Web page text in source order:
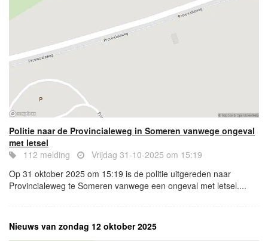
Politie naar de Provincialeweg in Someren vanwege ongeval
met letsel
112 melding
Vrijdag 31-10-2025 om 15:19
Op 31 oktober 2025 om 15:19 is de politie uitgereden naar
Provincialeweg te Someren vanwege een ongeval met letsel....
Nieuws van zondag 12 oktober 2025